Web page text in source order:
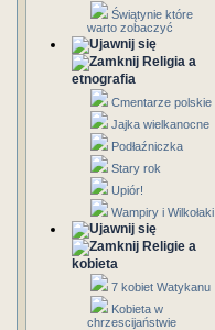
Świątynie które
warto zobaczyć
Religia a
etnografia
Cmentarze polskie
Jajka wielkanocne
Podłaźniczka
Stary rok
Upiór!
Wampiry i Wilkołaki
Religie a
kobieta
7 kobiet Watykanu
Kobieta w
chrzescijaństwie